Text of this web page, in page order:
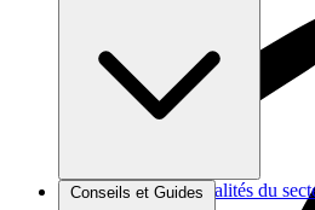
Brèves et actus Actualités du
Conseils et Guides